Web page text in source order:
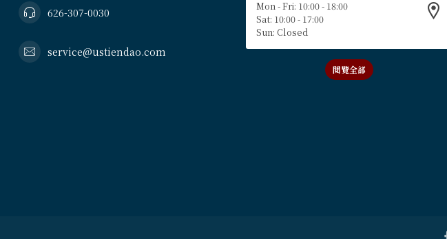
626-307-0030
service@ustiendao.com
Mon - Fri: 10:00 - 18:00
Sat: 10:00 - 17:00
Sun: Closed
閱覽全部